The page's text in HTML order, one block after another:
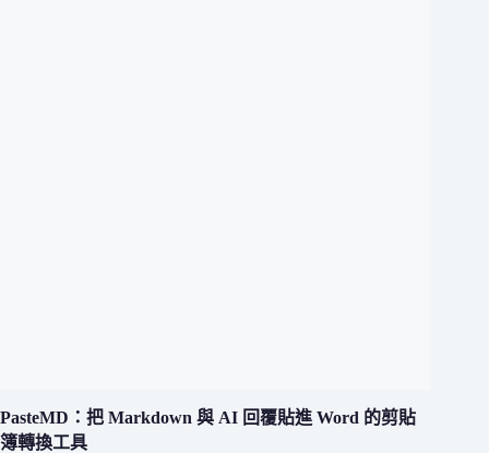
PasteMD：把 Markdown 與 AI 回覆貼進 Word 的剪貼
簿轉換工具